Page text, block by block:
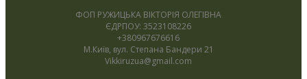
ФОП РУЖИЦЬКА ВІКТОРІЯ ОЛЕГІВНА
ЄДРПОУ: 3523108226
+380967676616
М.Київ, вул. Степана Бандери 21
Vikkiruzua@gmail.com